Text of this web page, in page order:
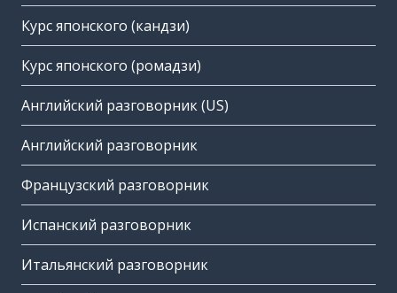
Курс японского (кандзи)
Курс японского (ромадзи)
Английский разговорник (US)
Английский разговорник
Французский разговорник
Испанский разговорник
Итальянский разговорник